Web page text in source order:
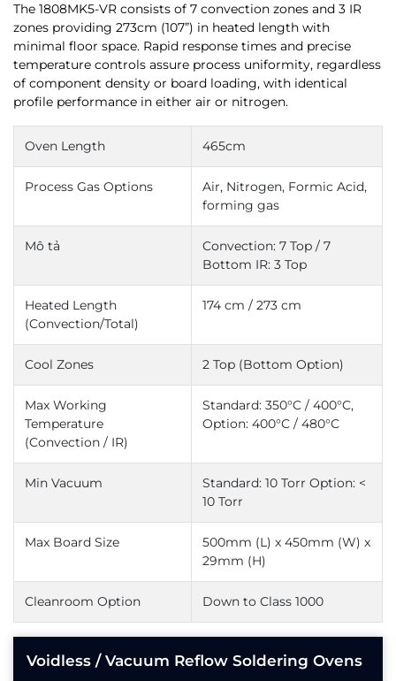
The 1808MK5-VR consists of 7 convection zones and 3 IR
zones providing 273cm (107”) in heated length with
minimal floor space. Rapid response times and precise
temperature controls assure process uniformity, regardless
of component density or board loading, with identical
profile performance in either air or nitrogen.
Oven Length 465cm
Process Gas Options
Air, Nitrogen, Formic Acid,
forming gas
Mô tả
Convection: 7 Top / 7
Bottom IR: 3 Top
Heated Length
(Convection/Total)
174 cm / 273 cm
Cool Zones 2 Top (Bottom Option)
Max Working
Temperature
(Convection / IR)
Standard: 350°C / 400°C,
Option: 400°C / 480°C
Min Vacuum Standard: 10 Torr Option: <
10 Torr
Max Board Size
500mm (L) x 450mm (W) x
29mm (H)
Cleanroom Option Down to Class 1000
Voidless / Vacuum Reflow Soldering Ovens